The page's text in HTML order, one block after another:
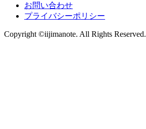
お問い合わせ
プライバシーポリシー
Copyright ©iijimanote. All Rights Reserved.